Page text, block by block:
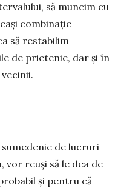
să mun­cim cu
com­binație
să re­sta­bilim
de prie­te­nie, dar și în
de lucruri
vor reuși să le dea de
și pentru că